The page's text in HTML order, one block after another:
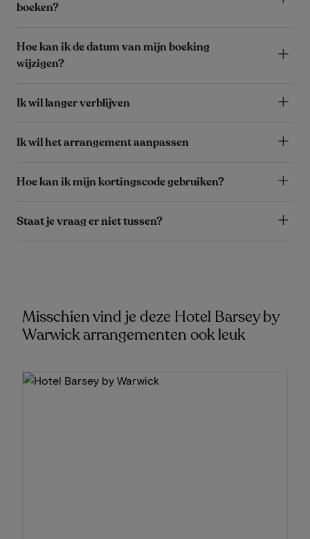
boeken?
Hoe kan ik de datum van mijn boeking
wijzigen?
Ik wil langer verblijven
Ik wil het arrangement aanpassen
Hoe kan ik mijn kortingscode gebruiken?
Staat je vraag er niet tussen?
Misschien vind je deze Hotel Barsey by
Warwick arrangementen ook leuk